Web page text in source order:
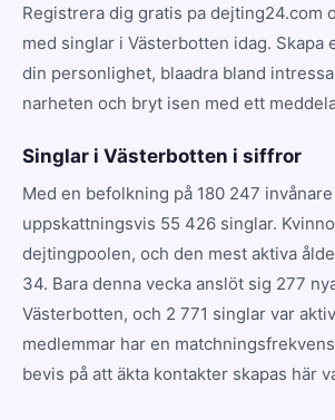
Registrera dig gratis pa dejting24.com
med singlar i Västerbotten idag. Skapa
din personlighet, blaadra bland
narheten och bryt isen med ett
Singlar i Västerbotten i siffror
Med en befolkning på 180 247
uppskattningsvis 55 426 singlar.
dejtingpoolen, och den mest aktiva
34. Bara denna vecka anslöt sig 277
Västerbotten, och 2 771 singlar var
medlemmar har en
bevis på att äkta kontakter skapas här